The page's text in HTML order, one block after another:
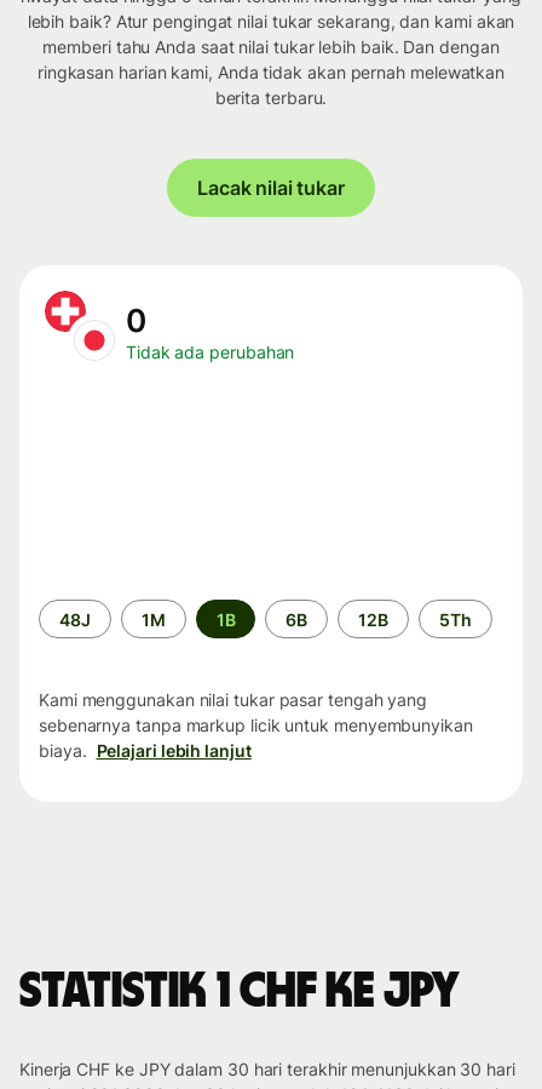
lebih baik? Atur pengingat nilai tukar sekarang, dan kami akan
memberi tahu Anda saat nilai tukar lebih baik. Dan dengan
ringkasan harian kami, Anda tidak akan pernah melewatkan
berita terbaru.
Lacak nilai tukar
0
Tidak ada perubahan
Periode
waktu
48J 1M 1B 6B 12B 5Th
Kami menggunakan nilai tukar pasar tengah yang
sebenarnya tanpa markup licik untuk menyembunyikan
biaya. Pelajari lebih lanjut
Statistik 1 CHF ke JPY
Kinerja CHF ke JPY dalam 30 hari terakhir menunjukkan 30 hari